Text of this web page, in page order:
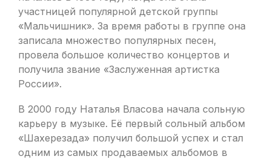
участницей популярной детской группы
«Мальчишник». За время работы в группе она
записала множество популярных песен,
провела большое количество концертов и
получила звание «Заслуженная артистка
России».
В 2000 году Наталья Власова начала сольную
карьеру в музыке. Её первый сольный альбом
«Шахерезада» получил большой успех и стал
одним из самых продаваемых альбомов в